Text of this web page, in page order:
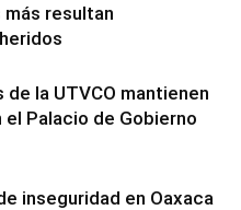
resultan
la UTVCO mantienen
el Palacio de Gobierno
inseguridad en Oaxaca